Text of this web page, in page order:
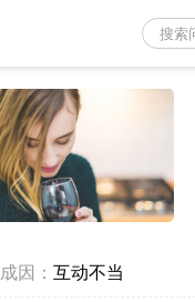
因： 互动不当